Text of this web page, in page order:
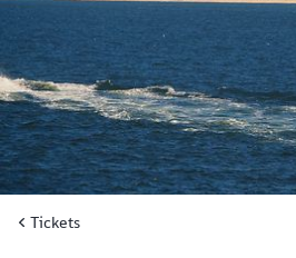
Tickets